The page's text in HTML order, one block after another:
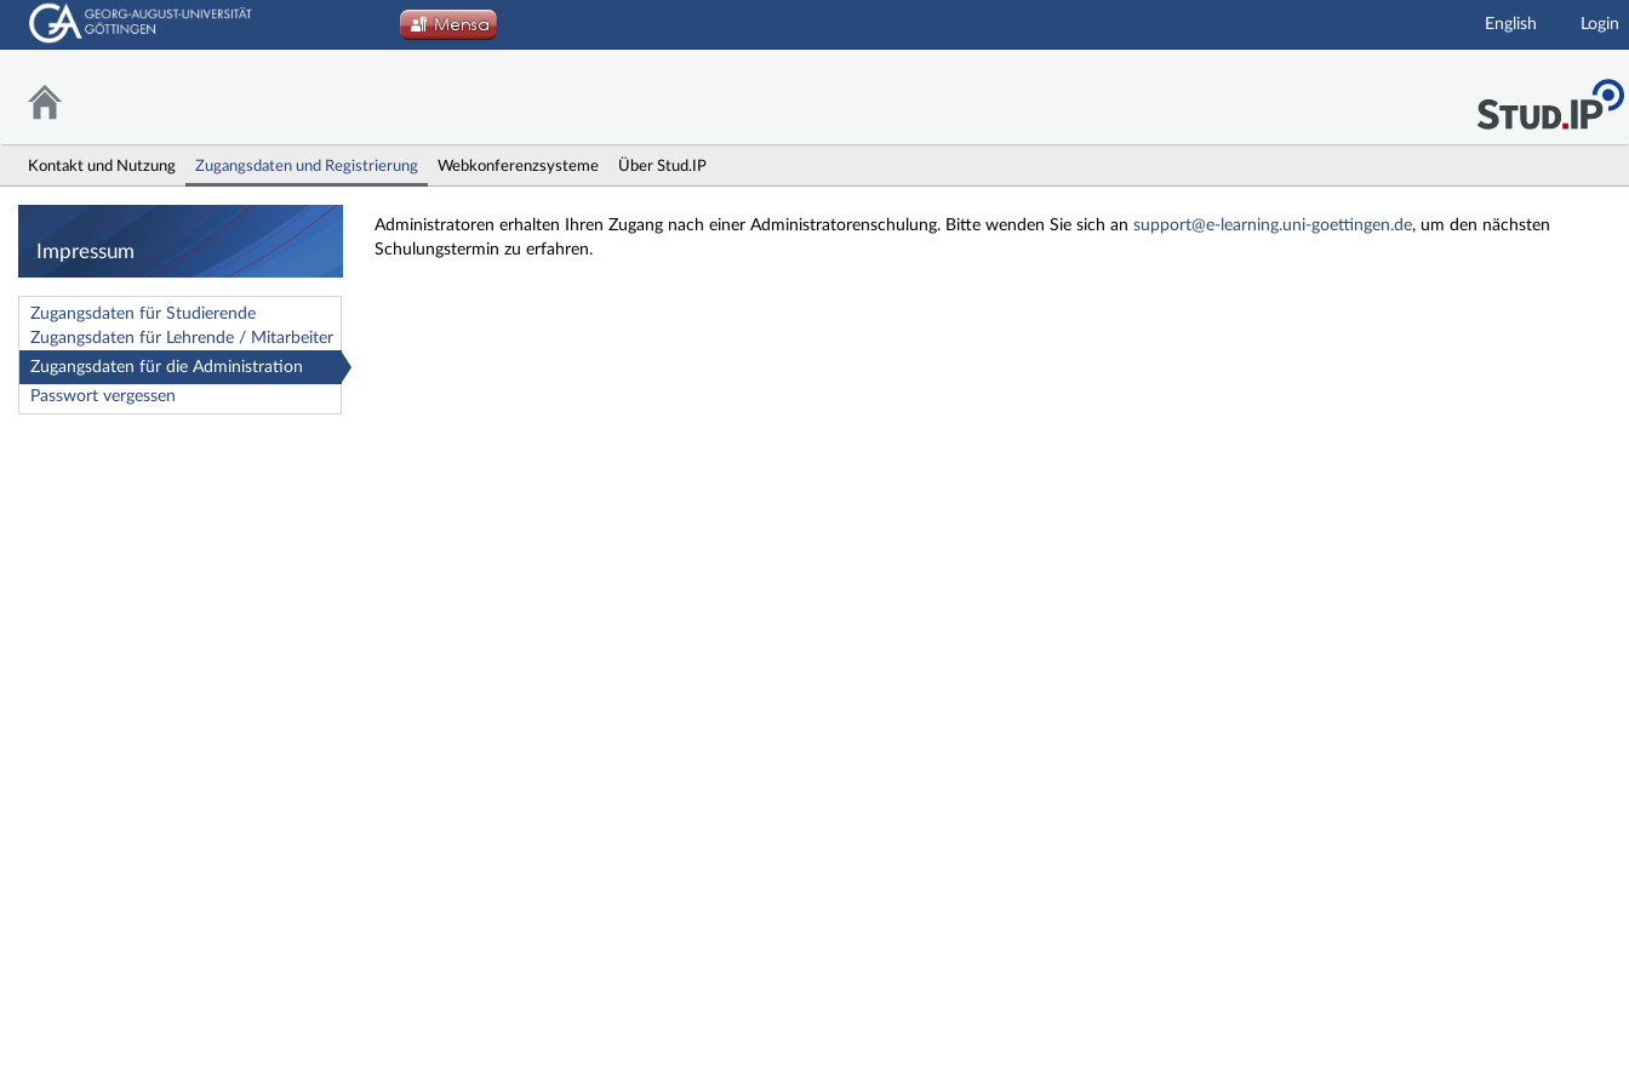
Hauptnavigation
Fußzeile
English Login
Kontakt und Nutzung Zugangsdaten und Registrierung Webkonferenzsysteme Über Stud.IP
Impressum
Zugangsdaten für Studierende
Zugangsdaten für Lehrende / Mitarbeiter
Zugangsdaten für die Administration
Passwort vergessen
Impressum
Administratoren erhalten Ihren Zugang nach einer Administratorenschulung. Bitte wenden Sie sich ansupport@e-learning.uni-goettingen.de, um den nächsten
Schulungstermin zu erfahren.